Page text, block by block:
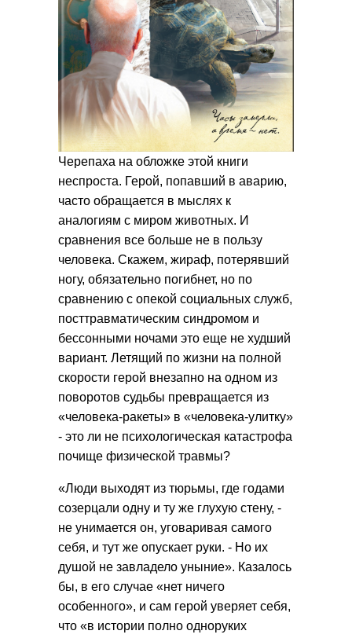
Черепаха на обложке этой книги
неспроста. Герой, попавший в аварию,
часто обращается в мыслях к
аналогиям с миром животных. И
сравнения все больше не в пользу
человека. Скажем, жираф, потерявший
ногу, обязательно погибнет, но по
сравнению с опекой социальных служб,
посттравматическим синдромом и
бессонными ночами это еще не худший
вариант. Летящий по жизни на полной
скорости герой внезапно на одном из
поворотов судьбы превращается из
«человека-ракеты» в «человека-улитку»
- это ли не психологическая катастрофа
почище физической травмы?
«Люди выходят из тюрьмы, где годами
созерцали одну и ту же глухую стену, -
не унимается он, уговаривая самого
себя, и тут же опускает руки. - Но их
душой не завладело уныние». Казалось
бы, в его случае «нет ничего
особенного», и сам герой уверяет себя,
что «в истории полно одноруких